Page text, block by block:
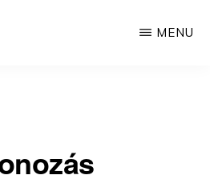
MENU